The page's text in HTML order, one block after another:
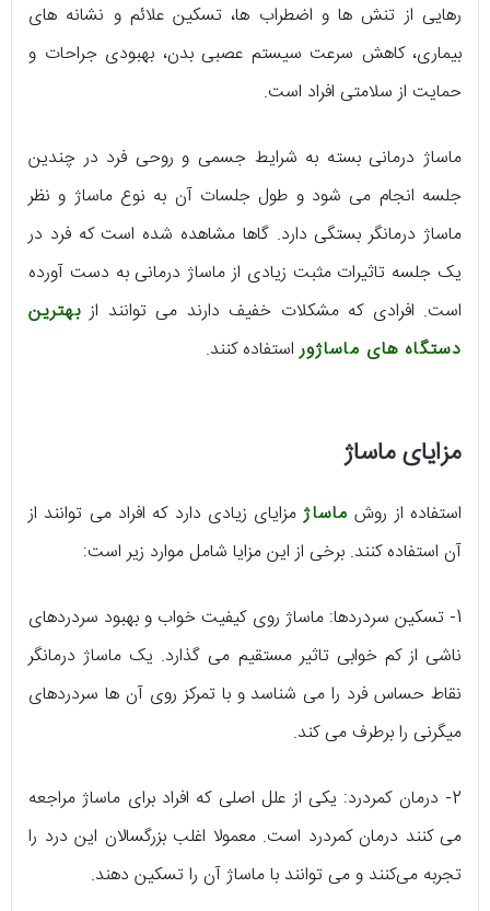
رهایی از تنش ها و اضطراب ها، تسکین علائم و نشانه های
بیماری، کاهش سرعت سیستم عصبی بدن، بهبودی جراحات و
حمایت از سلامتی افراد است.
ماساژ درمانی بسته به شرایط جسمی و روحی فرد در چندین
جلسه انجام می شود و طول جلسات آن به نوع ماساژ و نظر
ماساژ درمانگر بستگی دارد. گاها مشاهده شده است که فرد در
یک جلسه تاثیرات مثبت زیادی از ماساژ درمانی به دست آورده
است. افرادی که مشکلات خفیف دارند می توانند ازبهترین
دستگاه های ماساژوراستفاده کنند.
مزایای ماساژ
استفاده از روش ماساژمزایای زیادی دارد که افراد می توانند از
آن استفاده کنند. برخی از این مزایا شامل موارد زیر است:
1- تسکین سردردها: ماساژ روی کیفیت خواب و بهبود سردردهای
ناشی از کم خوابی تاثیر مستقیم می گذارد. یک ماساژ درمانگر
نقاط حساس فرد را می شناسد و با تمرکز روی آن ها سردردهای
میگرنی را برطرف می کند.
2- درمان کمردرد: یکی از علل اصلی که افراد برای ماساژ مراجعه
می کنند درمان کمردرد است. معمولا اغلب بزرگسالان این درد را
تجربه می‌کنند و می توانند با ماساژ آن را تسکین دهند.